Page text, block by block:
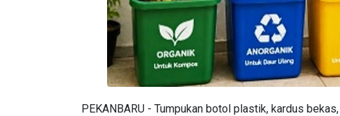
PEKANBARU - Tumpukan botol plastik, kardus